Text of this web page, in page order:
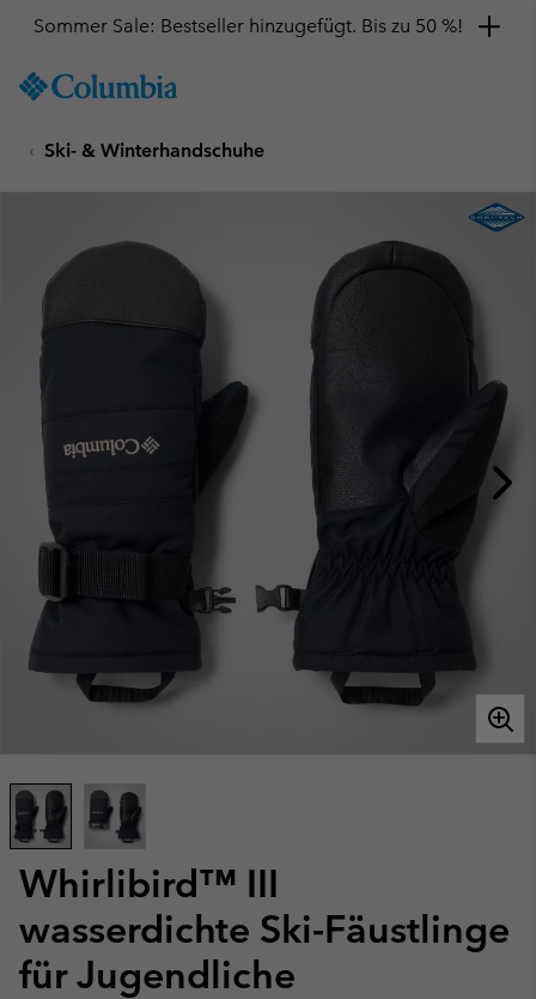
TO
SKIP
MAIN
SKIP
TO
SEARCH
Sommer Sale: Bestseller hinzugefügt. Bis zu 50 %!
Ski- & Winterhandschuhe
Whirlibird™ III
wasserdichte Ski-Fäustlinge
für Jugendliche